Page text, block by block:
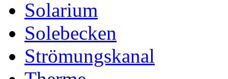
Solarium
Solebecken
Strömungskanal